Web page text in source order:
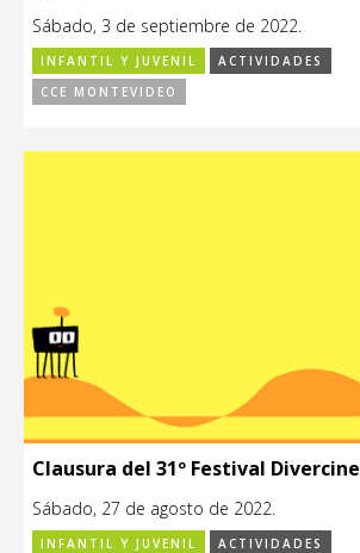
Sábado, 3 de septiembre de 2022.
INFANTIL Y JUVENIL
ACTIVIDADES
CCE MONTEVIDEO
Clausura del 31º Festival Divercine
Sábado, 27 de agosto de 2022.
INFANTIL Y JUVENIL
ACTIVIDADES